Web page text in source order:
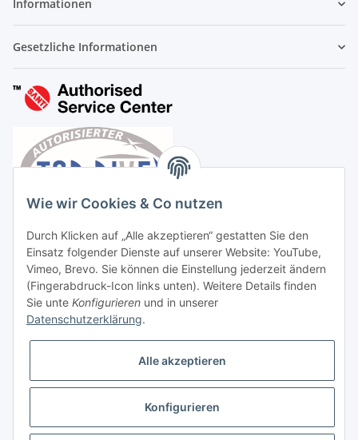
Informationen
Gesetzliche Informationen
Vertrag widerrufen
Wie wir Cookies & Co nutzen
Durch Klicken auf „Alle akzeptieren“ gestatten Sie den
Einsatz folgender Dienste auf unserer Website: YouTube,
Vimeo, Brevo. Sie können die Einstellung jederzeit ändern
(Fingerabdruck-Icon links unten). Weitere Details finden
Sie unte Konfigurieren und in unserer
Datenschutzerklärung.
Alle akzeptieren
Konfigurieren